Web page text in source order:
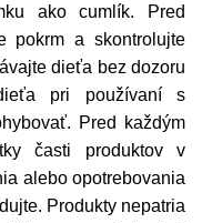
ako cumlík. Pred
pokrm a skontrolujte
dieťa bez dozoru
pri používaní s
Pred každým
časti produktov v
alebo opotrebovania
Produkty nepatria